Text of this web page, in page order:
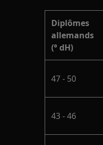
Diplômes
allemands
(° dH)
47 - 50
43 - 46